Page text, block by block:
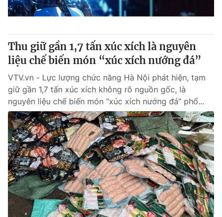
thuận bằng văn bản. Ghi rõ nguồn VTV.vn khi phát hành lại
thông tin từ website này.
Thu giữ gần 1,7 tấn xúc xích là nguyên
liệu chế biến món “xúc xích nướng đá”
VTV.vn - Lực lượng chức năng Hà Nội phát hiện, tạm
giữ gần 1,7 tấn xúc xích không rõ nguồn gốc, là
nguyên liệu chế biến món “xúc xích nướng đá” phổ...